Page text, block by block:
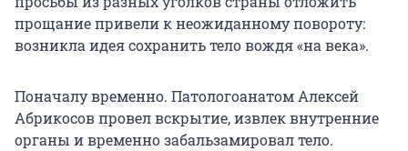
прощание привели к неожиданному повороту:
возникла идея сохранить тело вождя «на века».
Поначалу временно. Патологоанатом Алексей
Абрикосов провел вскрытие, извлек внутренние
органы и временно забальзамировал тело.